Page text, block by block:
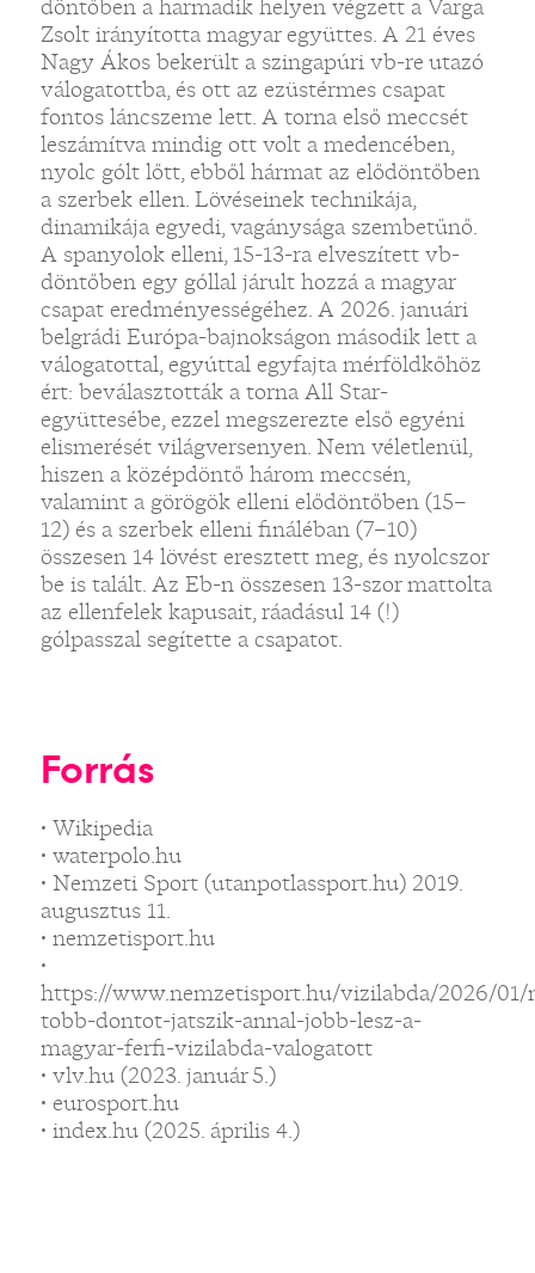
döntőben a harmadik helyen végzett a Varga
Zsolt irányította magyar együttes. A 21 éves
Nagy Ákos bekerült a szingapúri vb-re utazó
válogatottba, és ott az ezüstérmes csapat
fontos láncszeme lett. A torna első meccsét
leszámítva mindig ott volt a medencében,
nyolc gólt lőtt, ebből hármat az elődöntőben
a szerbek ellen. Lövéseinek technikája,
dinamikája egyedi, vagánysága szembetűnő.
A spanyolok elleni, 15-13-ra elveszített vb-
döntőben egy góllal járult hozzá a magyar
csapat eredményességéhez. A 2026. januári
belgrádi Európa-bajnokságon második lett a
válogatottal, egyúttal egyfajta mérföldkőhöz
ért: beválasztották a torna All Star-
együttesébe, ezzel megszerezte első egyéni
elismerését világversenyen. Nem véletlenül,
hiszen a középdöntő három meccsén,
valamint a görögök elleni elődöntőben (15–
12) és a szerbek elleni fináléban (7–10)
összesen 14 lövést eresztett meg, és nyolcszor
be is talált. Az Eb-n összesen 13-szor mattolta
az ellenfelek kapusait, ráadásul 14 (!)
gólpasszal segítette a csapatot.
Forrás
• Wikipedia
• waterpolo.hu
• Nemzeti Sport (utanpotlassport.hu) 2019.
augusztus 11.
• nemzetisport.hu
•
https://www.nemzetisport.hu/vizilabda/2026/01/
tobb-dontot-jatszik-annal-jobb-lesz-a-
magyar-ferfi-vizilabda-valogatott
• vlv.hu (2023. január 5.)
• eurosport.hu
• index.hu (2025. április 4.)